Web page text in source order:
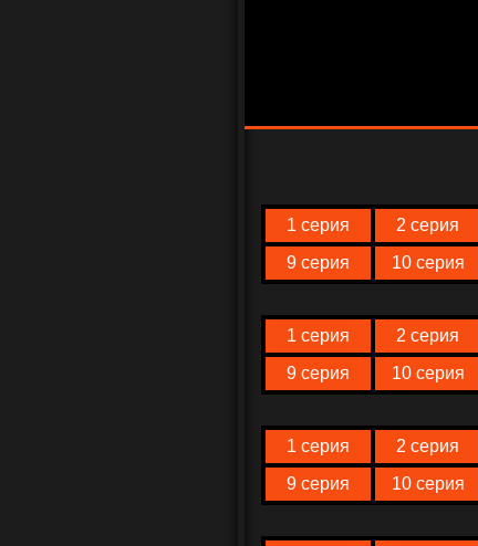
1 серия 2 серия
9 серия
10 серия
1 серия 2 серия
9 серия
10 серия
1 серия 2 серия
9 серия
10 серия